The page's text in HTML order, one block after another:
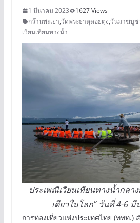
1 มีนาคม 2023
1627 Views
กว๊านพะเยา,วัดพระธาตุดอยตุง,วันมาฆบูช
เวียนเทียนทางน้ำ
ประเพณีเวียนเทียนทางน้ำกลา
เดียวในโลก” วันที่ 4-6
การท่องเที่ยวแห่งประเทศไทย (ททท.)